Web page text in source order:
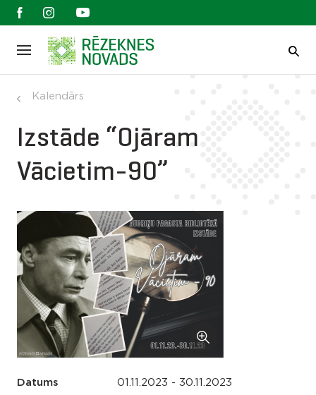
Kalendārs
Izstāde “Ojāram
Vācietim-90”
Datums 01.11.2023 - 30.11.2023